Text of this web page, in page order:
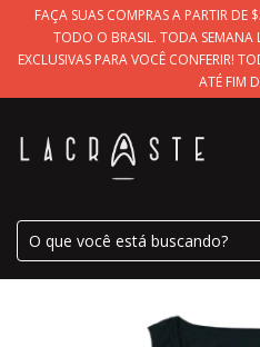
FAÇA SUAS COMPRAS A PARTIR DE
TODO O BRASIL. TODA SEMANA
EXCLUSIVAS PARA VOCÊ CONFERIR!
ATÉ FIM